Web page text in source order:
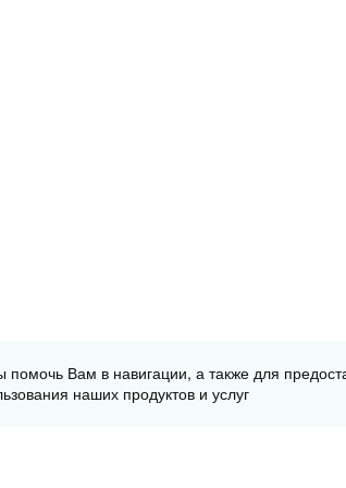
помочь Вам в навигации, а также для
наших продуктов и услуг